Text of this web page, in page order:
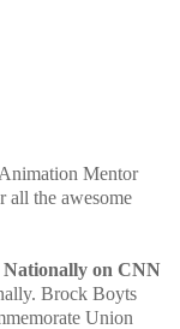
Mentor
all the awesome
Nationally on CNN
Brock Boyts
Union